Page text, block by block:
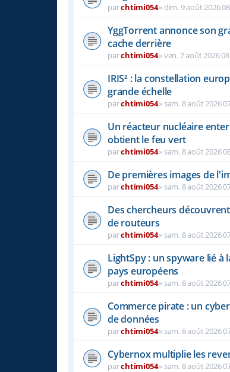
parchtimi054» dim. 9 août 2026
YggTorrent annonce son
cache derrière
parchtimi054»ven. 7 août 2026
IRIS² : la constellation
grande échelle
parchtimi054» sam. 8 août 2026
Un réacteur nucléaire
obtient le feu vert
parchtimi054» sam. 8 août 2026
De premières images de
parchtimi054» sam. 8 août 2026
Des chercheurs
de routeurs
parchtimi054» sam. 8 août 2026
LightSpy : un spyware lié à
pays européens
parchtimi054» sam. 8 août 2026
Commerce pirate : un
de données
parchtimi054» sam. 8 août 2026
Cybernox multiplie les
parchtimi054» sam. 8 août 2026